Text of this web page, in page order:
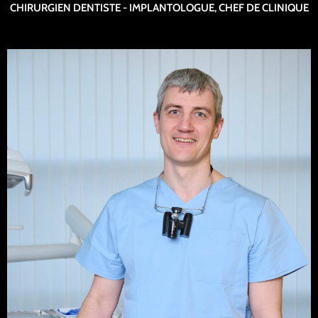
CHIRURGIEN DENTISTE - IMPLANTOLOGUE, CHEF DE CLINIQUE